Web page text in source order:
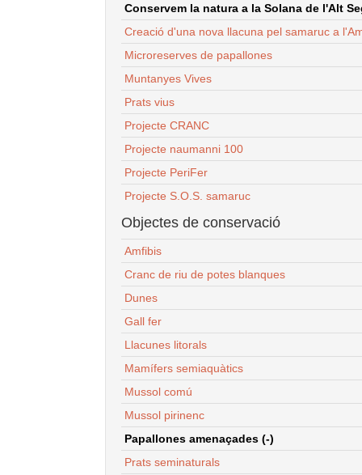
Conservem la natura a la Solana de l'Alt
Creació d'una nova llacuna pel samaruc a
Microreserves de papallones
Muntanyes Vives
Prats vius
Projecte CRANC
Projecte naumanni 100
Projecte PeriFer
Projecte S.O.S. samaruc
Objectes de conservació
Amfibis
Cranc de riu de potes blanques
Dunes
Gall fer
Llacunes litorals
Mamífers semiaquàtics
Mussol comú
Mussol pirinenc
Papallones amenaçades (-)
Prats seminaturals